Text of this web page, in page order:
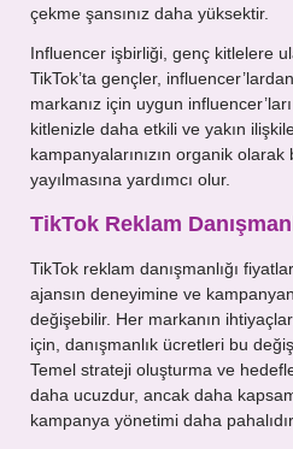
çekme şansınız daha yüksektir.
Influencer işbirliği, genç kitlelere
TikTok’ta gençler,
markanız için uygun
kitlenizle daha etkili ve yakın
kampanyalarınızın organik olarak
yayılmasına yardımcı olur.
TikTok Reklam
TikTok reklam danışmanlığı
ajansın deneyimine ve
değişebilir. Her markanın
için, danışmanlık ücretleri bu
Temel strateji oluşturma ve
daha ucuzdur, ancak daha
kampanya yönetimi daha